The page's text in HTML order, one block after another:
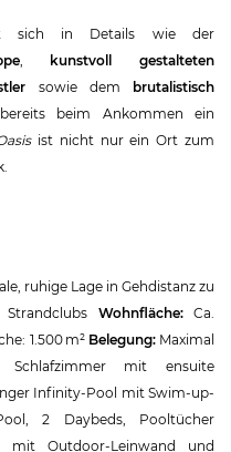
sich in Details wie der
, kunstvoll gestalteten
sowie dem brutalistisch
beim Ankommen ein
ist nicht nur ein Ort zum
ruhige Lage in Gehdistanz zu
Wohnfläche: Ca.
1.500 m² Belegung: Maximal
Schlafzimmer mit ensuite
Infinity-Pool mit Swim-up-
2 Daybeds, Pooltücher
mit Outdoor-Leinwand und